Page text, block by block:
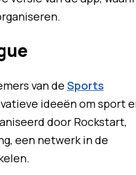
van de Sports
ideeën om sport
door Rockstart,
een netwerk in de